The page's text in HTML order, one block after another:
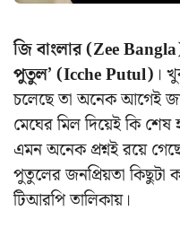
জি বাংলার (Zee
পুতুল’ (Icche Putul) ।
চলেছে তা অনেক আগেই
মেঘের মিল দিয়েই কি
এমন অনেক প্রশ্নই রয়ে
পুতুলের জনপ্রিয়তা কিছুটা
টিআরপি তালিকায়।